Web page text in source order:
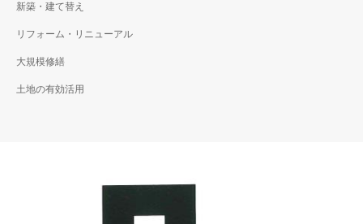
新築・建て替え
リフォーム・リニューアル
大規模修繕
土地の有効活用